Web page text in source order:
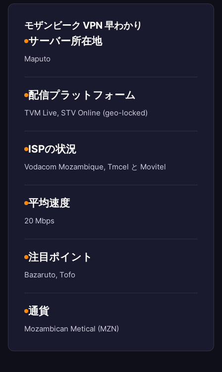
モザンビーク VPN 早わかり
サーバー所在地
Maputo
配信プラットフォーム
TVM Live, STV Online (geo-locked)
ISPの状況
Vodacom Mozambique, Tmcel と Movitel
平均速度
20 Mbps
注目ポイント
Bazaruto, Tofo
通貨
Mozambican Metical (MZN)